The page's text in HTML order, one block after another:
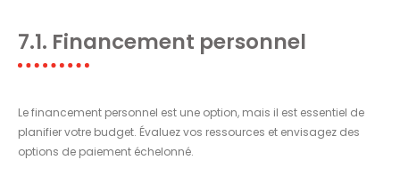
7.1. Financement personnel
Le financement personnel est une option, mais il est essentiel de
planifier votre budget. Évaluez vos ressources et envisagez des
options de paiement échelonné.